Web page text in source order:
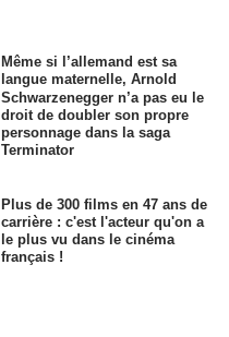
Même si l’allemand est sa
langue maternelle, Arnold
Schwarzenegger n’a pas eu le
droit de doubler son propre
personnage dans la saga
Terminator
Plus de 300 films en 47 ans de
carrière : c'est l'acteur qu'on a
le plus vu dans le cinéma
français !